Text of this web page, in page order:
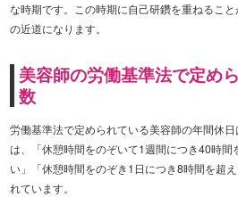
な時期です。この時期に自己研鑽を重ねるこ
の近道になります。
美容師の労働基準法で定め
数
労働基準法で定められている美容師の年間休
は、「休憩時間をのぞいて1週間につき40時間
い」「休憩時間をのぞき1日につき8時間を超
れています。